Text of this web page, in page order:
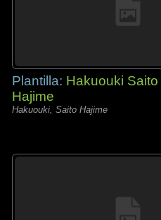
Plantilla: Hakuouki Saito
Hajime
Hakuouki, Saito Hajime